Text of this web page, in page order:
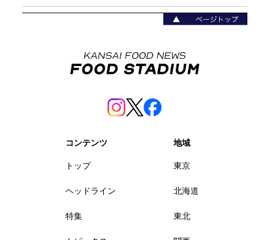
コンテンツ
トップ
ヘッドライン
特集
地域
東京
北海道
東北